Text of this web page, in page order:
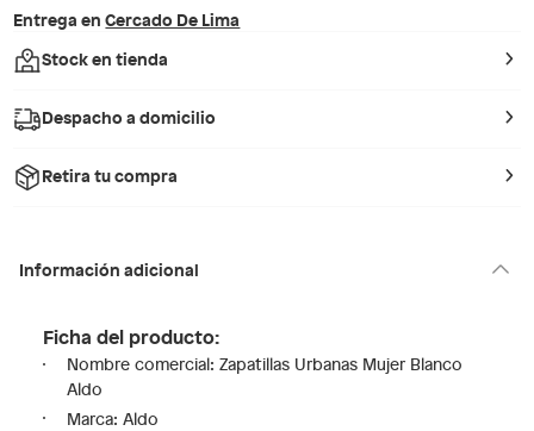
Entrega en Cercado De Lima
Stock en tienda
Despacho a domicilio
Retira tu compra
Información adicional
Ficha del producto:
Nombre comercial: Zapatillas Urbanas Mujer Blanco
Aldo
Marca: Aldo